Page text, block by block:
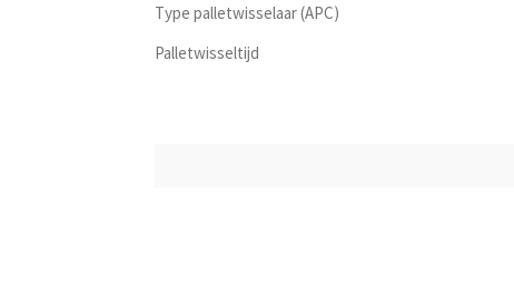
Type palletwisselaar (APC)
Palletwisseltijd